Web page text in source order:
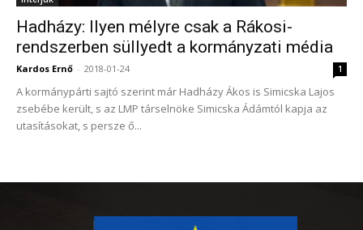
Hadházy: Ilyen mélyre csak a Rákosi-
rendszerben süllyedt a kormányzati média
Kardos Ernő - 2018-01-24 1
A kormánypárti sajtó szerint már Hadházy Ákos is Simicska Lajos
zsebébe került, s az LMP társelnöke Simicska Ádámtól kapja az
utasításokat, s persze ő...